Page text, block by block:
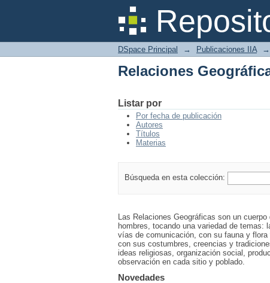
Relaciones
DSpace Principal → Publicaciones IIA →
Relaciones
Listar por
Por fecha de publicación
Autores
Títulos
Materias
Búsqueda en esta colección:
Las Relaciones Geográficas son un
hombres, tocando una variedad de
vías de comunicación, con su fauna y
con sus costumbres, creencias y
ideas religiosas, organización social,
observación en cada sitio y poblado.
Novedades